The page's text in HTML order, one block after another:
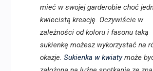
mieć w swojej garderobie choć
kwiecistą kreację. Oczywiście w
zależności od koloru i fasonu taką
sukienkę możesz wykorzystać na
okazje. Sukienka w kwiatymoże